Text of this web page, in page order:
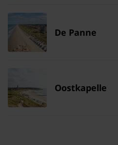
De Panne
Oostkapelle